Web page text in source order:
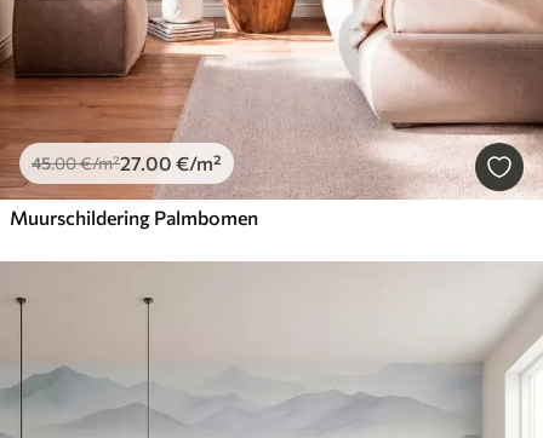
45.00€/m²27.00 €/m²
Muurschildering Palmbomen